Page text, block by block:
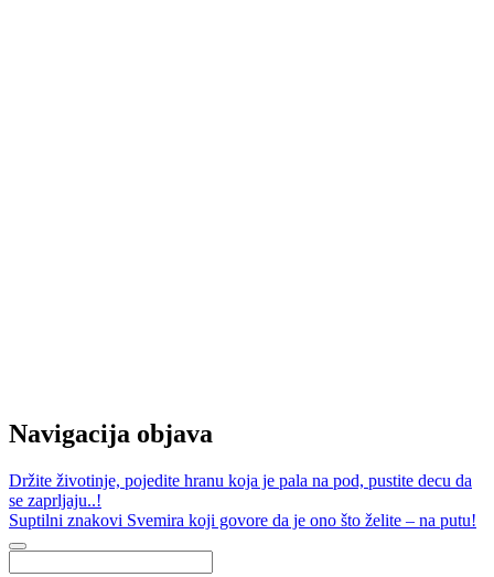
Navigacija objava
Držite životinje, pojedite hranu koja je pala na pod, pustite decu da
se zaprljaju..!
Suptilni znakovi Svemira koji govore da je ono što želite – na putu!